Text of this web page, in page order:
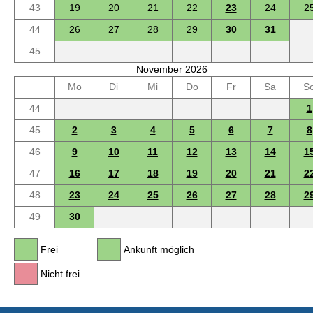
43
19 20 21 22 23 24
44
26 27 28 29 30
31
45
November 2026
Mo
Di Mi Do Fr Sa
44
1
45
2 3 4 5 6 7
8
46
9 10 11 12 13 14
47
16 17 18 19 20 21
48
23 24 25 26 27 28
49
30
Frei
Nicht frei
Ankunft möglich